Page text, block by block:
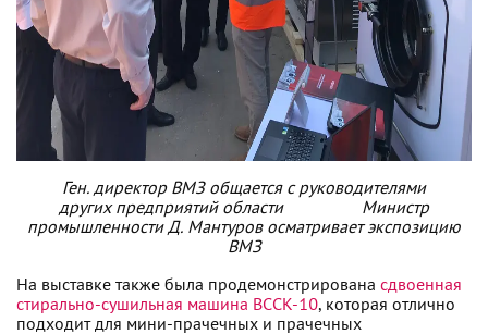
Ген. директор ВМЗ общается с руководителями
других предприятий области Министр
промышленности Д. Мантуров осматривает экспозицию
ВМЗ
На выставке также была продемонстрирована сдвоенная
стирально-сушильная машина ВССК-10, которая отлично
подходит для мини-прачечных и прачечных